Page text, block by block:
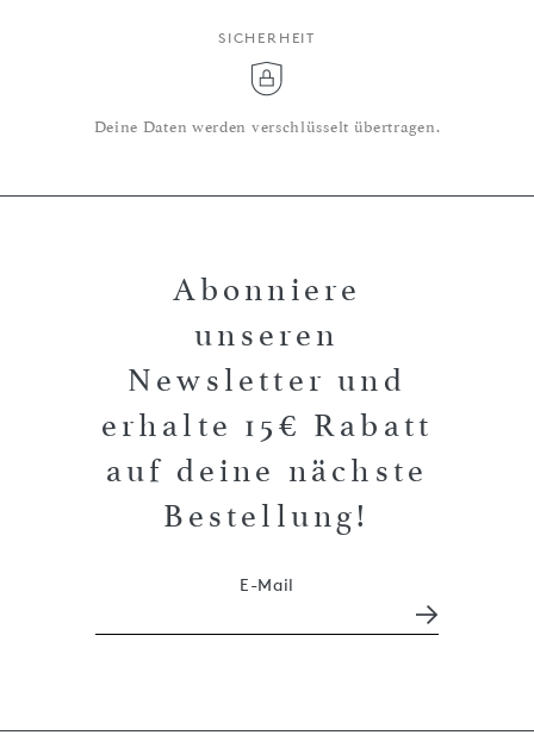
SICHERHEIT
Deine Daten werden verschlüsselt übertragen.
Abonniere
unseren
Newsletter und
erhalte 15€ Rabatt
auf deine nächste
Bestellung!
E-Mail